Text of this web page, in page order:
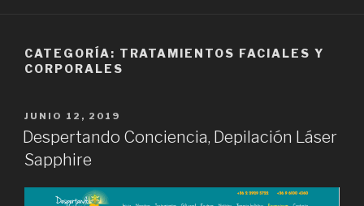
CATEGORÍA: TRATAMIENTOS FACIALES Y
CORPORALES
POSTED
ON
JUNIO 12, 2019
Despertando Conciencia, Depilación Láser
Sapphire